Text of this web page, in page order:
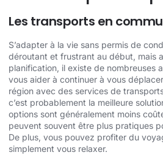
Les transports en
S’adapter à la vie sans permis de
déroutant et frustrant au début, mais
planification, il existe de nombreuses
vous aider à continuer à vous
région avec des services de
c’est probablement la meilleure
options sont généralement moins
peuvent souvent être plus pratiques
De plus, vous pouvez profiter du
simplement vous relaxer.